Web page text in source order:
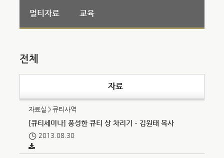
멀티자료 교육
전체
자료
자료실＞큐티사역
[큐티세미나] 풍성한 큐티 상 차리기 – 김원태 목사
2013.08.30